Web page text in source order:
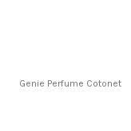
Genie Perfume Cotonet